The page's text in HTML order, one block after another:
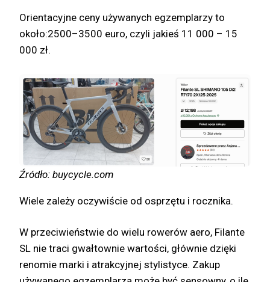
Orientacyjne ceny używanych egzemplarzy to
około:2500–3500 euro, czyli jakieś 11 000 – 15
000 zł.
Źródło: buycycle.com
Wiele zależy oczywiście od osprzętu i rocznika.
W przeciwieństwie do wielu rowerów aero, Filante
SL nie traci gwałtownie wartości, głównie dzięki
renomie marki i atrakcyjnej stylistyce. Zakup